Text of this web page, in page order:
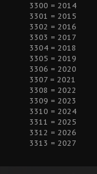
3300 = 2014
3301 = 2015
3302 = 2016
3303 = 2017
3304 = 2018
3305 = 2019
3306 = 2020
3307 = 2021
3308 = 2022
3309 = 2023
3310 = 2024
3311 = 2025
3312 = 2026
3313 = 2027